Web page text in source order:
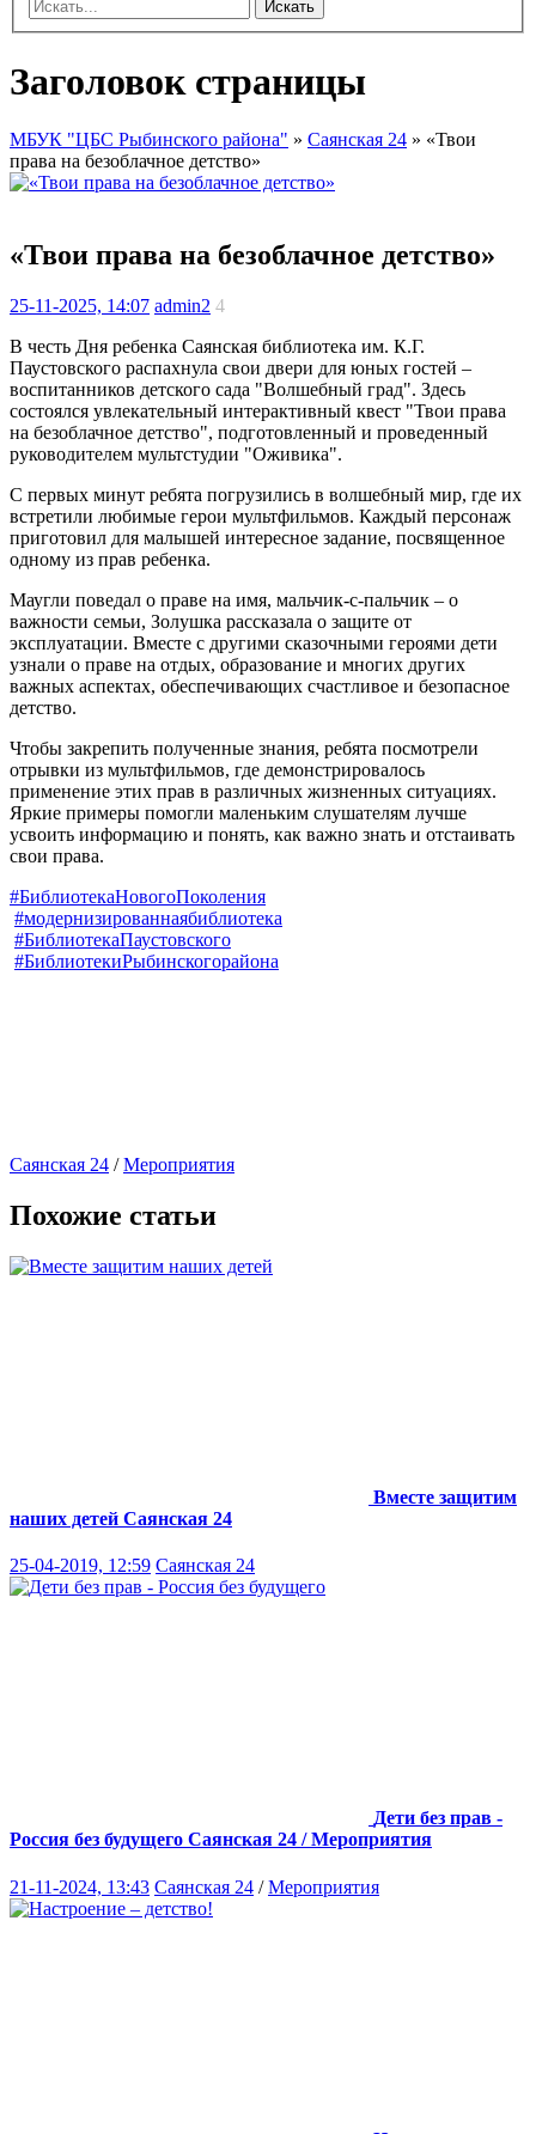
Искать
Заголовок страницы
МБУК "ЦБС Рыбинского района" » Саянская 24 » «Твои
права на безоблачное детство»
«Твои права на безоблачное детство»
25-11-2025, 14:07 admin2 4
В честь Дня ребенка Саянская библиотека им. К.Г.
Паустовского распахнула свои двери для юных гостей –
воспитанников детского сада "Волшебный град". Здесь
состоялся увлекательный интерактивный квест "Твои права
на безоблачное детство", подготовленный и проведенный
руководителем мультстудии "Оживика".
С первых минут ребята погрузились в волшебный мир, где их
встретили любимые герои мультфильмов. Каждый персонаж
приготовил для малышей интересное задание, посвященное
одному из прав ребенка.
Маугли поведал о праве на имя, мальчик-с-пальчик – о
важности семьи, Золушка рассказала о защите от
эксплуатации. Вместе с другими сказочными героями дети
узнали о праве на отдых, образование и многих других
важных аспектах, обеспечивающих счастливое и безопасное
детство.
Чтобы закрепить полученные знания, ребята посмотрели
отрывки из мультфильмов, где демонстрировалось
применение этих прав в различных жизненных ситуациях.
Яркие примеры помогли маленьким слушателям лучше
усвоить информацию и понять, как важно знать и отстаивать
свои права.
#БиблиотекаНовогоПоколения
#модернизированнаябиблиотека
#БиблиотекаПаустовского
#БиблиотекиРыбинскогорайона
Саянская 24 /Мероприятия
Похожие статьи
Вместе защитим
наших детей Саянская 24
25-04-2019, 12:59 Саянская 24
Дети без прав -
Россия без будущего Саянская 24 / Мероприятия
21-11-2024, 13:43 Саянская 24 /Мероприятия